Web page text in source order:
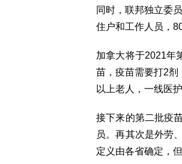
同时，联邦独立委
住户和工作人员，
加拿大将于2021年
苗，疫苗需要打2剂
以上老人，一线医
接下来的第二批疫
员。再其次是外劳
定义由各省确定，